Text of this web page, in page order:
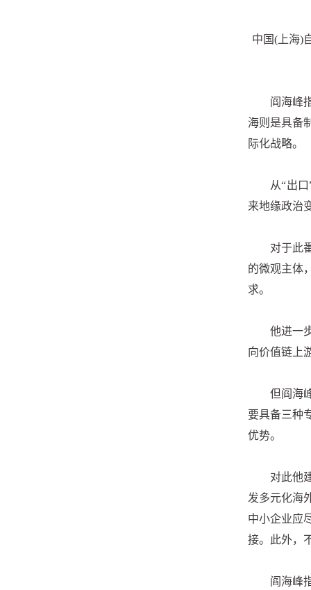
中国(上海)
阎海峰
海则是具备
际化战略。
从“出
来地缘政治
对于此
的微观主体
求。
他进一
向价值链上
但阎海
要具备三种
优势。
对此他
发多元化海
中小企业应
接。此外，
阎海峰